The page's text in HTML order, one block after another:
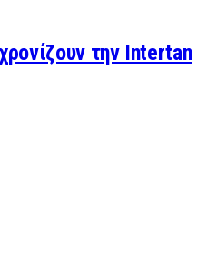
την Intertan